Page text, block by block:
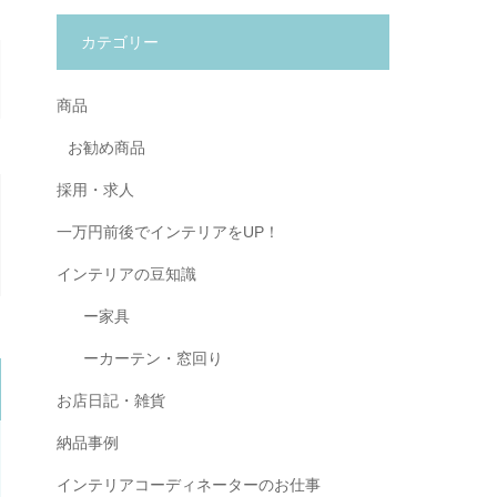
カテゴリー
商品
お勧め商品
採用・求人
一万円前後でインテリアをUP！
インテリアの豆知識
ー家具
ーカーテン・窓回り
お店日記・雑貨
納品事例
インテリアコーディネーターのお仕事